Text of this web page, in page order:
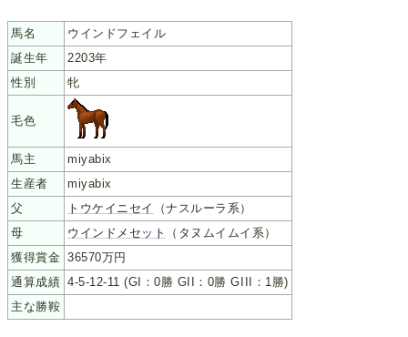
馬名
ウインドフェイル
誕生年
2203年
性別
牝
毛色
馬主
miyabix
生産者
miyabix
父
トウケイニセイ
（ナスルーラ系）
母
ウインドメセット
（タヌムイムイ系）
獲得賞金 36570万円
通算成績 4-5-12-11 (GI：0勝 GII：0勝 GIII：1勝)
主な勝鞍